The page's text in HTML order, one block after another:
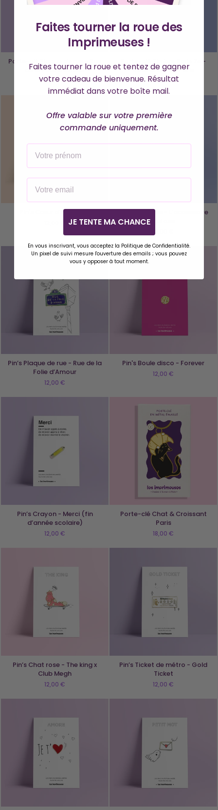
Porte-clé Plaque de rue - Rue
de la Folie d’Amour
18,00 €
Porte-clé Timbre Paris 7e -
Sous le ciel de Paris
18,00 €
Pin's Cœur d’Artichaut
Pin’s Culottée - L’accessoire
Pin’s Plaque de rue - Rue de la
Folie d’Amour
12,00 €
Pin's Boule disco - Forever
12,00 €
Pin’s Crayon - Merci (fin
d’année scolaire)
12,00 €
Porte-clé Chat & Croissant
Paris
18,00 €
Pin’s Chat rose - The king x
Club Megh
12,00 €
Pin’s Ticket de métro - Gold
Ticket
12,00 €
Faites tourner la roue des
Imprimeuses !
Faites tourner la roue et tentez de gagner
votre cadeau de bienvenue. Résultat
immédiat dans votre boîte mail.
Offre valable sur votre première
commande uniquement.
PRÉNOM
EMAIL
JE TENTE MA CHANCE
En vous inscrivant, vous acceptez la Politique de Confidentialité.
Un pixel de suivi mesure l'ouverture des emails ; vous pouvez
vous y opposer à tout moment.